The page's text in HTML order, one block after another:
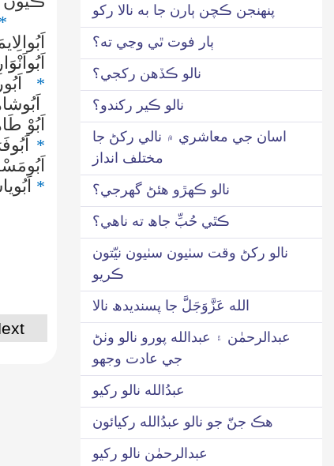
*
*
اَبُوْ
*
*
پنهنجن ڪچن ٻارن جا به نالا رکو
ٻار فوت ٿي وڃي ته؟
نالو ڪڏهن رکجي؟
نالو ڪير رکندو؟
اسان جي معاشري ۾ نالي رکڻ جا
مختلف انداز
نالو ڪهڙو هئڻ گھرجي؟
ڪٿي حُبِّ جاھ ته ناهي؟
نالو رکڻ وقت سٺيون سٺيون نيّتون
ڪريو
الله عَزَّوَجَلَّ جا پسنديدھ نالا
عبدالرحمٰن ۽ عبدالله پورو نالو وٺڻ
جي عادت وجھو
عبدُالله نالو رکيو
هڪ جنّ جو نالو عبدُالله رکيائون
عبدالرحمٰن نالو رکيو